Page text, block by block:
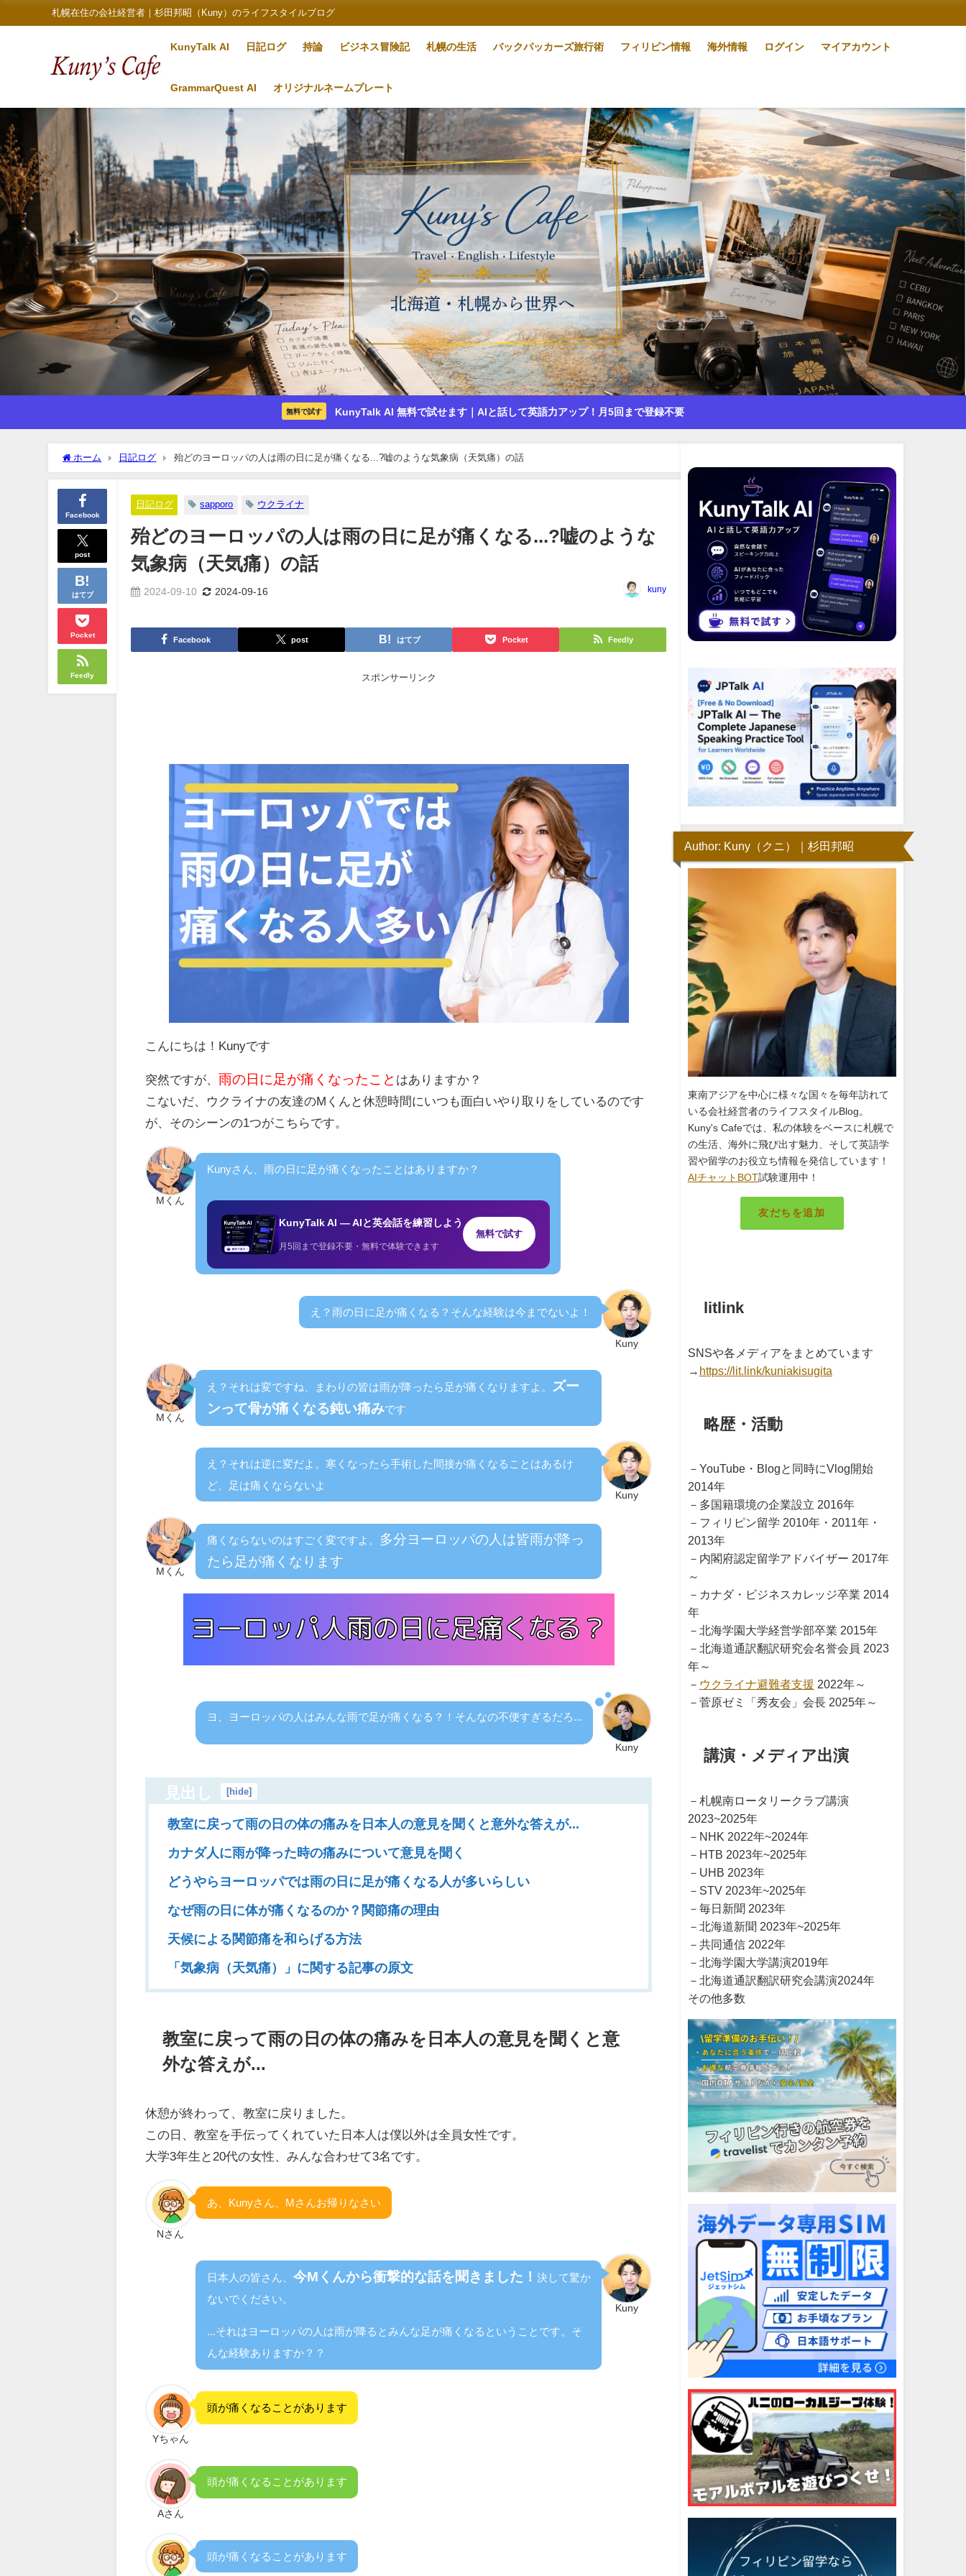
札幌在住の会社経営者｜杉田邦昭（Kuny）のライフスタイルブログ
KunyTalk AI 日記ログ 持論 ビジネス冒険記 札幌の生活 バックパッカーズ旅行術 フィリピン情報 海外情報 ログイン マイアカウント
GrammarQuest AI オリジナルネームプレート
無料で試す KunyTalk AI 無料で試せます｜AIと話して英語力アップ！月5回まで登録不要
ホーム 日記ログ 殆どのヨーロッパの人は雨の日に足が痛くなる...?嘘のような気象病（天気痛）の話
Facebook
post
はてブ
Pocket
Feedly
日記ログ sapporo ウクライナ
殆どのヨーロッパの人は雨の日に足が痛くなる...?嘘のような
気象病（天気痛）の話
2024-09-10 2024-09-16 kuny
Facebook post はてブ Pocket Feedly
スポンサーリンク
こんにちは！Kunyです
突然ですが、 雨の日に足が痛くなったこと はありますか？
こないだ、ウクライナの友達のMくんと休憩時間にいつも面白いやり取りをしているのです
が、そのシーンの1つがこちらです。
Mくん
Kunyさん、雨の日に足が痛くなったことはありますか？
KunyTalk AI — AIと英会話を練習しよう
月5回まで登録不要・無料で体験できます
無料で試す
Kuny
え？雨の日に足が痛くなる？そんな経験は今までないよ！
Mくん
え？それは変ですね、まわりの皆は雨が降ったら足が痛くなりますよ。
ズー
ンって骨が痛くなる鈍い痛みです
Kuny
え？それは逆に変だよ。寒くなったら手術した間接が痛くなることはあるけ
ど、足は痛くならないよ
Mくん
痛くならないのはすごく変ですよ。 多分ヨーロッパの人は皆雨が降っ
たら足が痛くなります
Kuny
ヨ、ヨーロッパの人はみんな雨で足が痛くなる？！そんなの不便すぎるだろ...
見出し [hide]
教室に戻って雨の日の体の痛みを日本人の意見を聞くと意外な答えが...
カナダ人に雨が降った時の痛みについて意見を聞く
どうやらヨーロッパでは雨の日に足が痛くなる人が多いらしい
なぜ雨の日に体が痛くなるのか？関節痛の理由
天候による関節痛を和らげる方法
「気象病（天気痛）」に関する記事の原文
教室に戻って雨の日の体の痛みを日本人の意見を聞くと意
外な答えが...
休憩が終わって、教室に戻りました。
この日、教室を手伝ってくれていた日本人は僕以外は全員女性です。
大学3年生と20代の女性、みんな合わせて3名です。
Nさん
あ、Kunyさん、Mさんお帰りなさい
Kuny
日本人の皆さん、 今Mくんから衝撃的な話を聞きました！ 決して驚か
ないでください。
...それはヨーロッパの人は雨が降るとみんな足が痛くなるということです。そ
んな経験ありますか？？
Yちゃん
頭が痛くなることがあります
Aさん
頭が痛くなることがあります
頭が痛くなることがあります
Author: Kuny（クニ）｜杉田邦昭
東南アジアを中心に様々な国々を毎年訪れて
いる会社経営者のライフスタイルBlog。
Kuny's Cafeでは、私の体験をベースに札幌で
の生活、海外に飛び出す魅力、そして英語学
習や留学のお役立ち情報を発信しています！
AIチャットBOT試験運用中！
友だちを追加
litlink
SNSや各メディアをまとめています
→ https://lit.link/kuniakisugita
略歴・活動
－YouTube・Blogと同時にVlog開始
2014年
－多国籍環境の企業設立 2016年
－フィリピン留学 2010年・2011年・
2013年
－内閣府認定留学アドバイザー 2017年
～
－カナダ・ビジネスカレッジ卒業 2014
年
－北海学園大学経営学部卒業 2015年
－北海道通訳翻訳研究会名誉会員 2023
年～
－ ウクライナ避難者支援 2022年～
－菅原ゼミ「秀友会」会長 2025年～
講演・メディア出演
－札幌南ロータリークラブ講演
2023~2025年
－NHK 2022年~2024年
－HTB 2023年~2025年
－UHB 2023年
－STV 2023年~2025年
－毎日新聞 2023年
－北海道新聞 2023年~2025年
－共同通信 2022年
－北海学園大学講演2019年
－北海道通訳翻訳研究会講演2024年
その他多数